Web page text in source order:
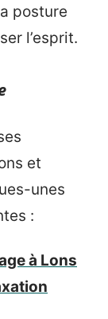
posture
l’esprit.
et
unes
:
à Lons